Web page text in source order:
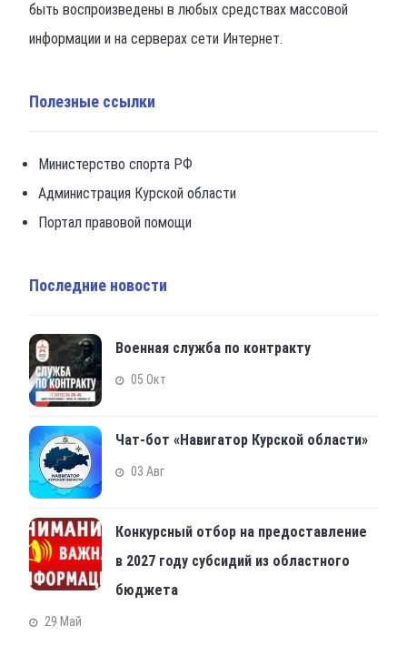
быть воспроизведены в любых средствах массовой
информации и на серверах сети Интернет.
Полезные ссылки
Министерство спорта РФ
Администрация Курской области
Портал правовой помощи
Последние новости
Военная служба по контракту
05 Окт
Чат-бот «Навигатор Курской области»
03 Авг
Конкурсный отбор на предоставление
в 2027 году субсидий из областного
бюджета
29 Май